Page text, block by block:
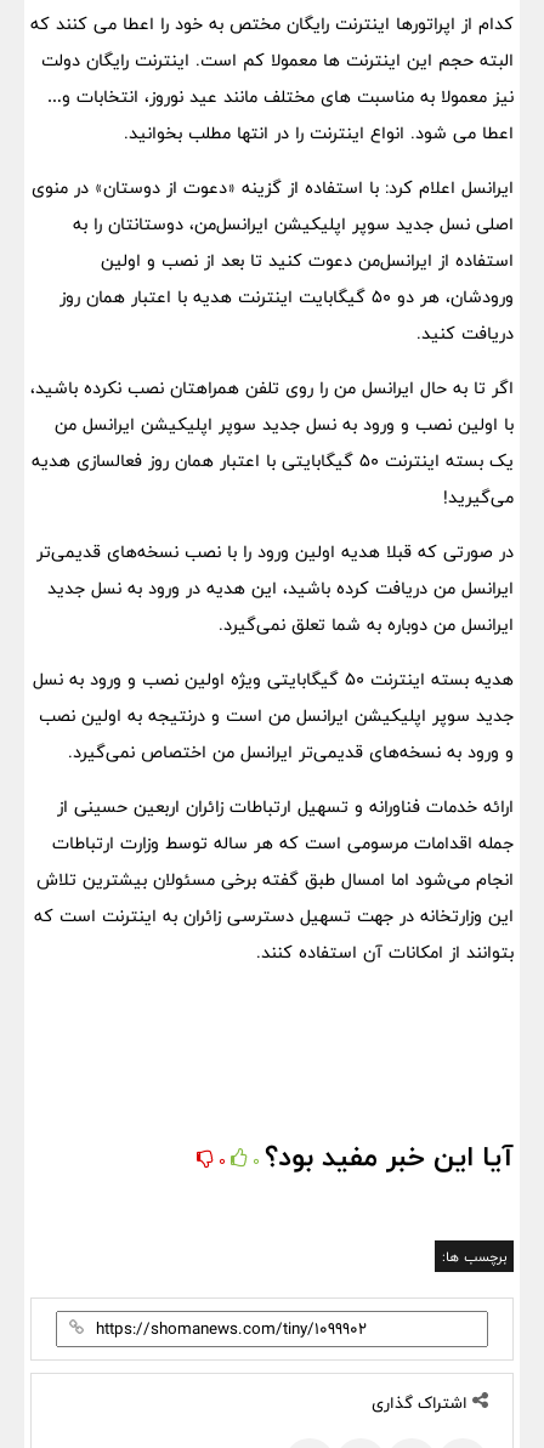
کدام از اپراتورها اینترنت رایگان مختص به خود را اعطا می کنند که
البته حجم این اینترنت ها معمولا کم است. اینترنت رایگان دولت
نیز معمولا به مناسبت های مختلف مانند عید نوروز، انتخابات و…
اعطا می شود. انواع اینترنت را در انتها مطلب بخوانید.
ایرانسل اعلام کرد: با استفاده از گزینه «دعوت از دوستان» در منوی
اصلی نسل جدید سوپر اپلیکیشن ایرانسل‌من، دوستانتان را به
استفاده از ایرانسل‌من دعوت کنید تا بعد از نصب و اولین
ورودشان، هر دو ۵۰ گیگابایت اینترنت هدیه با اعتبار همان روز
دریافت کنید.
اگر تا به حال ایرانسل من را روی تلفن همراهتان نصب نکرده باشید،
با اولین نصب و ورود به نسل جدید سوپر اپلیکیشن ایرانسل من
یک بسته اینترنت ۵۰ گیگابایتی با اعتبار همان روز فعالسازی هدیه
می‌گیرید!
در صورتی که قبلا هدیه اولین ورود را با نصب نسخه‌های قدیمی‌تر
ایرانسل من دریافت کرده باشید، این هدیه در ورود به نسل جدید
ایرانسل من دوباره به شما تعلق نمی‌گیرد.
هدیه بسته اینترنت ۵۰ گیگابایتی ویژه اولین نصب و ورود به نسل
جدید سوپر اپلیکیشن ایرانسل من است و درنتیجه به اولین نصب
و ورود به نسخه‌های قدیمی‌تر ایرانسل من اختصاص نمی‌گیرد.
ارائه خدمات فناورانه و تسهیل ارتباطات زائران اربعین حسینی از
جمله اقدامات مرسومی است که هر ساله توسط وزارت ارتباطات
انجام می‌شود اما امسال طبق گفته برخی مسئولان بیشترین تلاش
این وزارتخانه در جهت تسهیل دسترسی زائران به اینترنت است که
بتوانند از امکانات آن استفاده کنند.
آیا این خبر مفید بود؟ 0
0
برچسب ها:
اشتراک گذاری